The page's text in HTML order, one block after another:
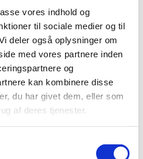
vores indhold og
til sociale medier og til
deler også oplysninger om
med vores partnere inden
og
kan kombinere disse
du har givet dem, eller som
af deres tjenester.
i kliniske forsøg
får nu direkte adgang
i patientjournaler i
mod MRSA
Nasal næsesalve 2%, der…